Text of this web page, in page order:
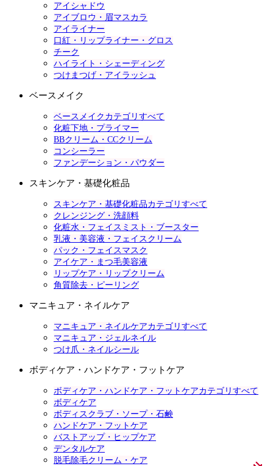
アイシャドウ
アイブロウ・眉マスカラ
アイライナー
口紅・リップライナー・グロス
チーク
ハイライト・シェーディング
つけまつげ・アイラッシュ
ベースメイク
ベースメイクカテゴリすべて
化粧下地・プライマー
BBクリーム・CCクリーム
コンシーラー
ファンデーション・パウダー
スキンケア・基礎化粧品
スキンケア・基礎化粧品カテゴリすべて
クレンジング・洗顔料
化粧水・フェイスミスト・ブースター
乳液・美容液・フェイスクリーム
パック・フェイスマスク
アイケア・まつ毛美容液
リップケア・リップクリーム
角質除去・ピーリング
マニキュア・ネイルケア
マニキュア・ネイルケアカテゴリすべて
マニキュア・ジェルネイル
つけ爪・ネイルシール
ボディケア・ハンドケア・フットケア
ボディケア・ハンドケア・フットケアカテゴリすべて
ボディケア
ボディスクラブ・ソープ・石鹸
ハンドケア・フットケア
バストアップ・ヒップケア
デンタルケア
脱毛除毛クリーム・ケア